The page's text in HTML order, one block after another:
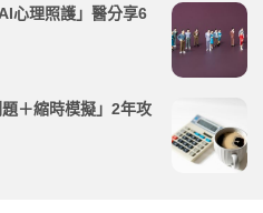
心理照護」醫分享6
＋縮時模擬」2年攻